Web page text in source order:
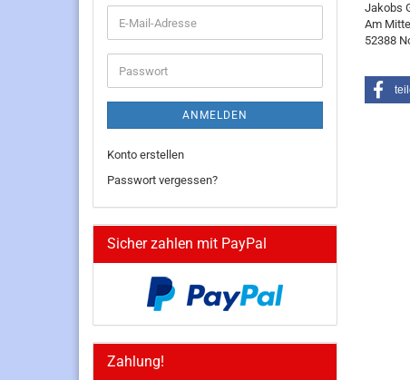
Jakobs
Am
52388
E-
Mail-
Adresse
Passwort
ANMELDEN
Konto erstellen
Passwort vergessen?
Sicher zahlen mit PayPal
Zahlung!